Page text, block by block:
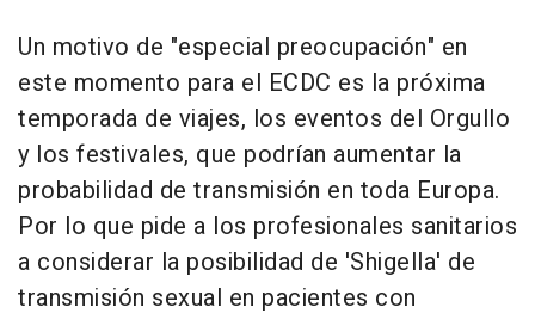
Un motivo de "especial preocupación" en
este momento para el ECDC es la próxima
temporada de viajes, los eventos del Orgullo
y los festivales, que podrían aumentar la
probabilidad de transmisión en toda Europa.
Por lo que pide a los profesionales sanitarios
a considerar la posibilidad de 'Shigella' de
transmisión sexual en pacientes con